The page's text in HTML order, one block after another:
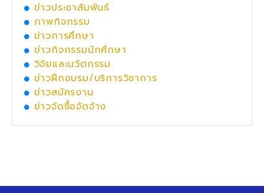
ข่าวประชาสัมพันธ์
ภาพกิจกรรม
ข่าวการศึกษา
ข่าวกิจกรรมนักศึกษา
วิจัยและนวัตกรรม
ข่าวฝึกอบรม/บริการวิชาการ
ข่าวสมัครงาน
ข่าวจัดซื้อจัดจ้าง